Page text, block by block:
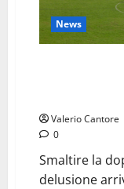
News
Valerio Cantore
0
Smaltire la
delusione